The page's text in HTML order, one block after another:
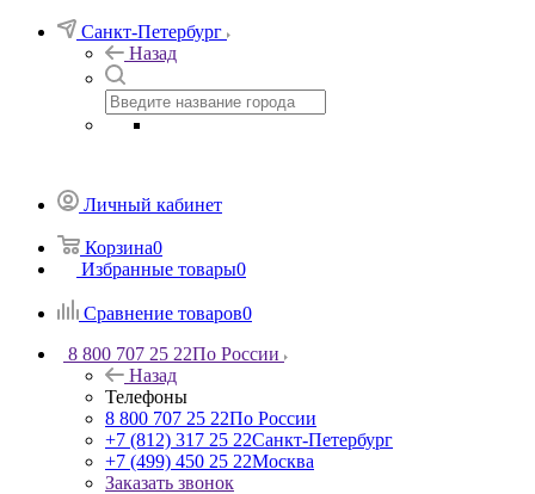
Санкт-Петербург
Назад
Личный кабинет
Корзина0
Избранные товары0
Сравнение товаров0
8 800 707 25 22По России
Назад
Телефоны
8 800 707 25 22По России
+7 (812) 317 25 22Санкт-Петербург
+7 (499) 450 25 22Москва
Заказать звонок